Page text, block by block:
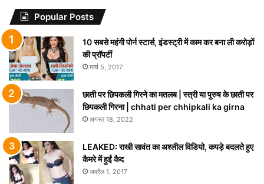
Popular Posts
10 सबसे महंगी पोर्न स्टार्स, इंडस्ट्री में काम कर बना ली करोड़ों
की प्रॉपर्टी
मार्च 5, 2017
छाती पर छिपकली गिरने का मतलब | स्त्री या पुरुष के छाती पर
छिपकली गिरना | chhati per chhipkali ka girna
अगस्त 18, 2022
LEAKED: राखी सावंत का अश्लील विडियो, कपड़े बदलते हुए
कैमरे में हुईं कैद
अप्रैल 1, 2017